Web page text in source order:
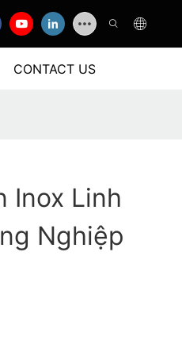
CONTACT US
Inox Linh
Nghiệp